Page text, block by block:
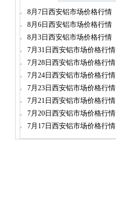
8月7日西安铝市场价格行情
8月6日西安铝市场价格行情
8月3日西安铝市场价格行情
7月31日西安铝市场价格行情
7月28日西安铝市场价格行情
7月24日西安铝市场价格行情
7月23日西安铝市场价格行情
7月21日西安铝市场价格行情
7月20日西安铝市场价格行情
7月17日西安铝市场价格行情